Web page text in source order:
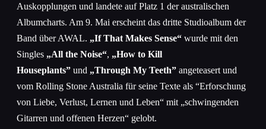
Auskopplungen und landete auf Platz 1 der australischen
Albumcharts. Am 9. Mai erscheint das dritte Studioalbum der
Band über AWAL. „If That Makes Sense“ wurde mit den
Singles „All the Noise“, „How to Kill
Houseplants” und „Through My Teeth” angeteasert und
vom Rolling Stone Australia für seine Texte als “Erforschung
von Liebe, Verlust, Lernen und Leben“ mit „schwingenden
Gitarren und offenen Herzen“ gelobt.